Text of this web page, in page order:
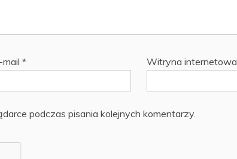
mail* Witryna internetowa
podczas pisania kolejnych komentarzy.